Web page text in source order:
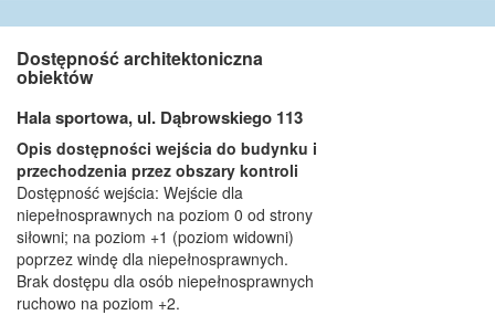
Dostępność architektoniczna
obiektów
Hala sportowa, ul. Dąbrowskiego 113
Opis dostępności wejścia do budynku i
przechodzenia przez obszary kontroli
Dostępność wejścia: Wejście dla
niepełnosprawnych na poziom 0 od strony
siłowni; na poziom +1 (poziom widowni)
poprzez windę dla niepełnosprawnych.
Brak dostępu dla osób niepełnosprawnych
ruchowo na poziom +2.